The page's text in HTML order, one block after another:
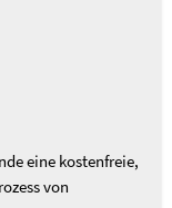
eine kostenfreie,
von